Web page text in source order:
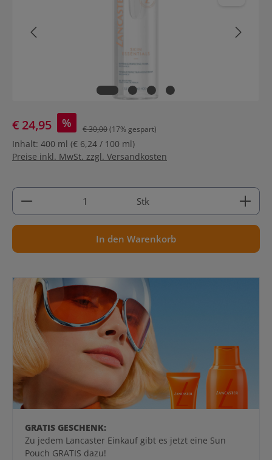
€ 24,95 % € 30,00(17% gespart)
Inhalt: 400 ml (€ 6,24 / 100 ml)
Preise inkl. MwSt. zzgl. Versandkosten
Produkt Anzahl: Gib den gewünschten Wert ein
Stk
In den Warenkorb
GRATIS GESCHENK:
Zu jedem Lancaster Einkauf gibt es jetzt eine Sun
Pouch GRATIS dazu!